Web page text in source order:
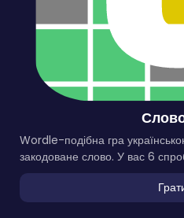
Wordle-подібна гра
закодоване слово. У вас 6